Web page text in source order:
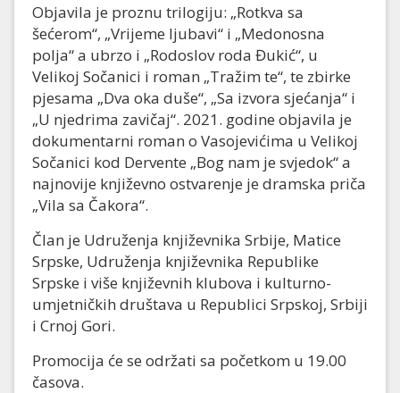
Objavila je proznu trilogiju: „Rotkva sa
šećerom“, „Vrijeme ljubavi“ i „Medonosna
polja“ a ubrzo i „Rodoslov roda Đukić“, u
Velikoj Sočanici i roman „Tražim te“, te zbirke
pjesama „Dva oka duše“, „Sa izvora sjećanja“ i
„U njedrima zavičaj“. 2021. godine objavila je
dokumentarni roman o Vasojevićima u Velikoj
Sočanici kod Dervente „Bog nam je svjedok“ a
najnovije književno ostvarenje je dramska priča
„Vila sa Čakora“.
Član je Udruženja književnika Srbije, Matice
Srpske, Udruženja književnika Republike
Srpske i više književnih klubova i kulturno-
umjetničkih društava u Republici Srpskoj, Srbiji
i Crnoj Gori.
Promocija će se održati sa početkom u 19.00
časova.